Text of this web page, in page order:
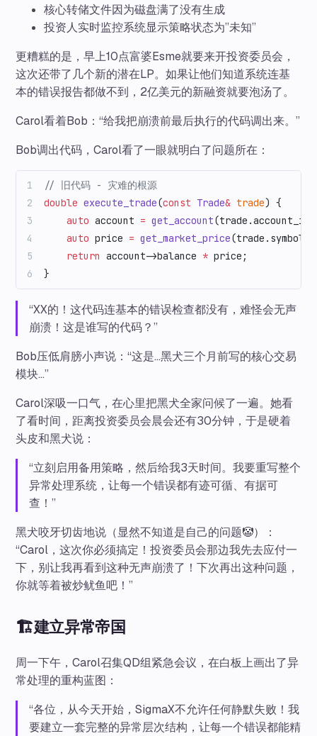
核心转储文件因为磁盘满了没有生成
投资人实时监控系统显示策略状态为”未知”
更糟糕的是，早上10点富婆Esme就要来开投资委员会，
这次还带了几个新的潜在LP。如果让他们知道系统连基
本的错误报告都做不到，2亿美元的新融资就要泡汤了。
Carol看着Bob：“给我把崩溃前最后执行的代码调出来。”
Bob调出代码，Carol看了一眼就明白了问题所在：
// 旧代码 - 灾难的根源
double execute_trade(const Trade& trade) {
    auto
account = get_account
    auto
price = get_market_price(trade.symbol);
    return
account->balance * price;
}
“XX的！这代码连基本的错误检查都没有，难怪会无声
崩溃！这是谁写的代码？”
Bob压低肩膀小声说：“这是…黑犬三个月前写的核心交易
模块…”
Carol深吸一口气，在心里把黑犬全家问候了一遍。她看
了看时间，距离投资委员会晨会还有30分钟，于是硬着
头皮和黑犬说：
“立刻启用备用策略，然后给我3天时间。我要重写整个
异常处理系统，让每一个错误都有迹可循、有据可
查！”
黑犬咬牙切齿地说（显然不知道是自己的问题🤡）：
“Carol，这次你必须搞定！投资委员会那边我先去应付一
下，别让我再看到这种无声崩溃了！下次再出这种问题，
你就等着被炒鱿鱼吧！”
🏗️建立异常帝国
周一下午，Carol召集QD组紧急会议，在白板上画出了异
常处理的重构蓝图：
“各位，从今天开始，SigmaX不允许任何静默失败！我
要建立一套完整的异常层次结构，让每一个错误都能精